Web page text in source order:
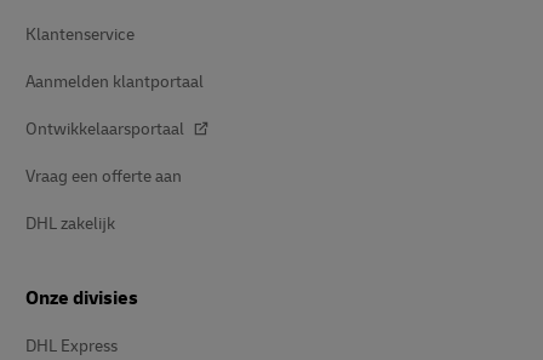
Klantenservice
Aanmelden klantportaal
Ontwikkelaarsportaal
Vraag een offerte aan
DHL zakelijk
Onze divisies
DHL Express